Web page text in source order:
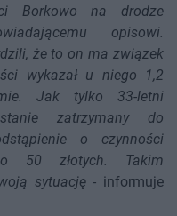
Borkowo na drodze
opisowi.
że to on ma związek
wykazał u niego 1,2
Jak tylko 33-letni
zatrzymany do
o czynności
50 złotych. Takim
sytuację- informuje